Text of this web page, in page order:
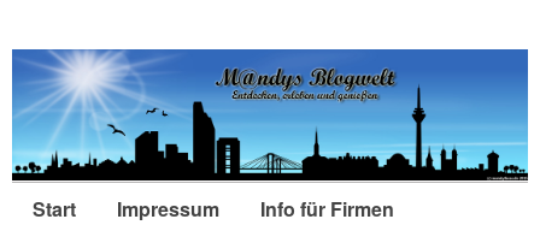
Start Impressum
Info für Firmen